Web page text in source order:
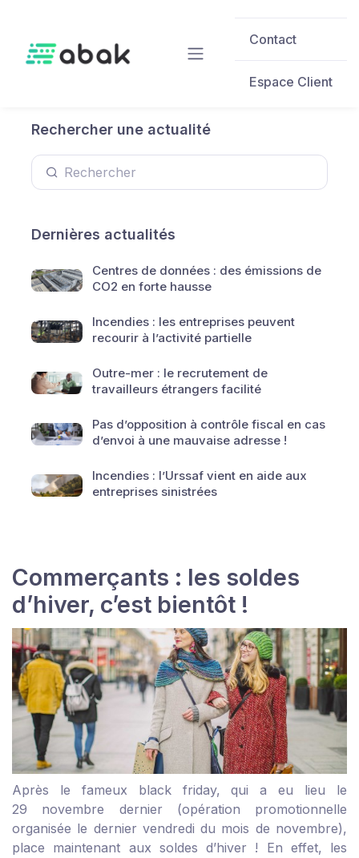
Contact
Espace Client
Rechercher une actualité
Dernières actualités
Centres de données : des émissions de
CO2 en forte hausse
Incendies : les entreprises peuvent
recourir à l’activité partielle
Outre-mer : le recrutement de
travailleurs étrangers facilité
Pas d’opposition à contrôle fiscal en cas
d’envoi à une mauvaise adresse !
Incendies : l’Urssaf vient en aide aux
entreprises sinistrées
Commerçants : les soldes
d’hiver, c’est bientôt !
Après le fameux black friday, qui a eu lieu le
29 novembre dernier (opération promotionnelle
organisée le dernier vendredi du mois de novembre),
place maintenant aux soldes d’hiver ! En effet, les